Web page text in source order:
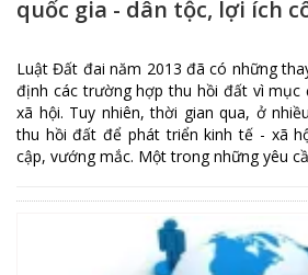
quốc gia - dân tộc, lợi ích
Luật Đất đai năm 2013 đã có những
định các trường hợp thu hồi đất vì mục
xã hội. Tuy nhiên, thời gian qua, ở
thu hồi đất để phát triển kinh tế - xã
cập, vướng mắc. Một trong những yêu